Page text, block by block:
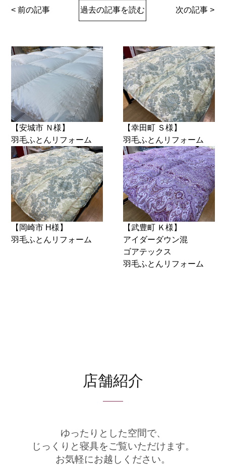
< 前の記事 過去の記事を読む 次の記事 >
【安城市 Ｎ様】
羽毛ふとんリフォーム
【幸田町 Ｓ様】
羽毛ふとんリフォーム
【岡崎市 H様】
羽毛ふとんリフォーム
【武豊町 Ｋ様】
アイダーダウン混
ゴアテックス
羽毛ふとんリフォーム
店舗紹介
ゆったりとした空間で、
じっくりと寝具をご覧いただけます。
お気軽にお越しください。